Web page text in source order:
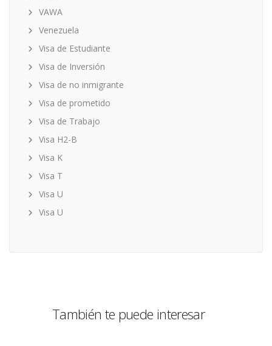
VAWA
Venezuela
Visa de Estudiante
Visa de Inversión
Visa de no inmigrante
Visa de prometido
Visa de Trabajo
Visa H2-B
Visa K
Visa T
Visa U
Visa U
También te puede interesar